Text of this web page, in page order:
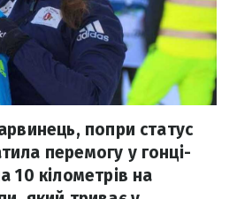
попри статус
перемогу у гонці-
10 кілометрів на